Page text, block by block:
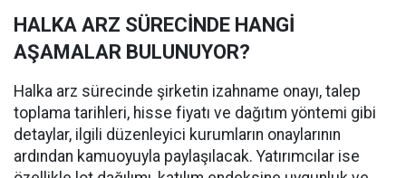
HALKA ARZ SÜRECİNDE HANGİ
AŞAMALAR BULUNUYOR?
Halka arz sürecinde şirketin izahname onayı, talep
toplama tarihleri, hisse fiyatı ve dağıtım yöntemi gibi
detaylar, ilgili düzenleyici kurumların onaylarının
ardından kamuoyuyla paylaşılacak. Yatırımcılar ise